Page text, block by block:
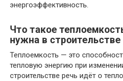
энергоэффективность.
Что такое
нужна в строительстве
Теплоемкость — это
тепловую энергию при
строительстве речь идёт о